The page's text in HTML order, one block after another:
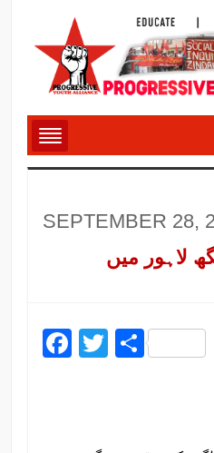
SEPTEMBER 28,
لاہور میں
Facebook
Twitter
Share